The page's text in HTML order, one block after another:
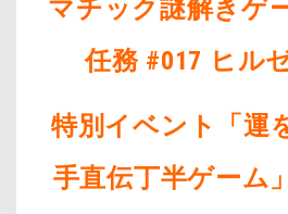
マチック謎解きゲ
任務 #017 ヒル
特別イベント「運
手直伝丁半ゲーム